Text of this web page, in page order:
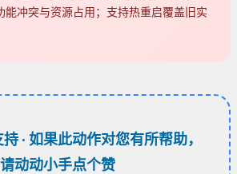
能冲突与资源占用；支持热重启覆盖旧实
· 如果此动作对您有所帮助，
请动动小手点个赞